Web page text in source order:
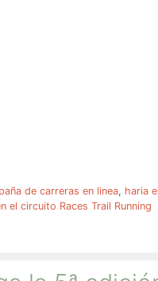
de carreras en linea, haria
el circuito Races Trail Running